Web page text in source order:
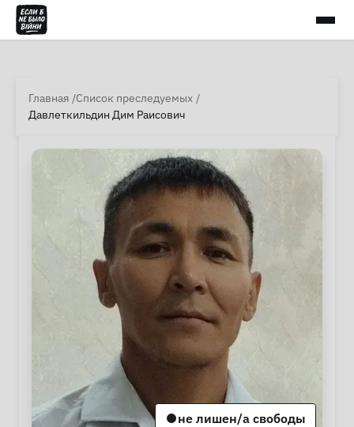
Главная Список преследуемых
Давлеткильдин Дим Раисович
не лишен/а свободы